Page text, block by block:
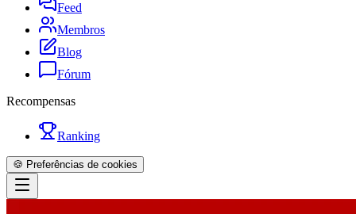
Feed
Membros
Blog
Fórum
Recompensas
Ranking
🍪 Preferências de cookies